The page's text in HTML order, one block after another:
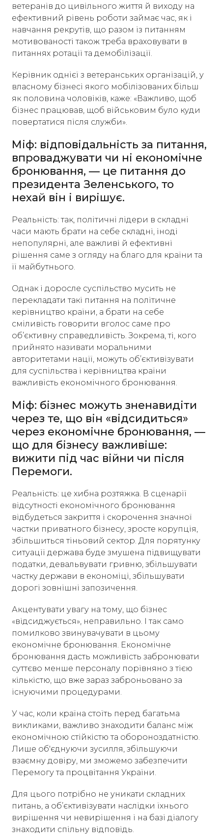
ветеранів до цивільного життя й виходу на
ефективний рівень роботи займає час, як і
навчання рекрутів, що разом із питанням
мотивованості також треба враховувати в
питаннях ротації та демобілізації.
Керівник однієї з ветеранських організацій, у
власному бізнесі якого мобілізованих більш
як половина чоловіків, каже: «Важливо, щоб
бізнес працював, щоб військовим було куди
повертатися після служби».
Міф: відповідальність за питання,
впроваджувати чи ні економічне
бронювання, — це питання до
президента Зеленського, то
нехай він і вирішує.
Реальність: так, політичні лідери в складні
часи мають брати на себе складні, іноді
непопулярні, але важливі й ефективні
рішення саме з огляду на благо для країни та
її майбутнього.
Однак і доросле суспільство мусить не
перекладати такі питання на політичне
керівництво країни, а брати на себе
сміливість говорити вголос саме про
об’єктивну справедливість. Зокрема, ті, кого
прийнято називати моральними
авторитетами нації, можуть об’єктивізувати
для суспільства і керівництва країни
важливість економічного бронювання.
Міф: бізнес можуть зненавидіти
через те, що він «відсидиться»
через економічне бронювання, —
що для бізнесу важливіше:
вижити під час війни чи після
Перемоги.
Реальність: це хибна розтяжка. В сценарії
відсутності економічного бронювання
відбудеться закриття і скорочення значної
частки приватного бізнесу, зросте корупція,
збільшиться тіньовий сектор. Для порятунку
ситуації держава буде змушена підвищувати
податки, девальвувати гривню, збільшувати
частку держави в економіці, збільшувати
дорогі зовнішні запозичення.
Акцентувати увагу на тому, що бізнес
«відсиджується», неправильно. І так само
помилково звинувачувати в цьому
економічне бронювання. Економічне
бронювання дасть можливість забронювати
суттєво менше персоналу порівняно з тією
кількістю, що вже зараз заброньовано за
існуючими процедурами.
У час, коли країна стоїть перед багатьма
викликами, важливо знаходити баланс між
економічною стійкістю та обороноздатністю.
Лише об'єднуючи зусилля, збільшуючи
взаємну довіру, ми зможемо забезпечити
Перемогу та процвітання України.
Для цього потрібно не уникати складних
питань, а обʼєктивізувати наслідки їхнього
вирішення чи невирішення і на базі діалогу
знаходити спільну відповідь.